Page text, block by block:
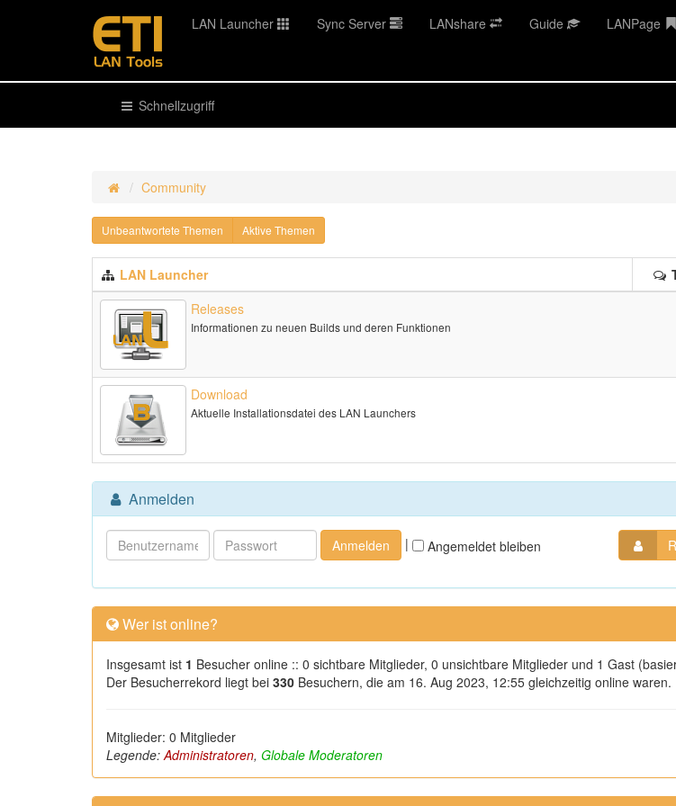
LAN Launcher Sync Server LANshare Guide LANPage
Schnellzugriff
Community
Unbeantwortete Themen Aktive Themen
LAN Launcher
Releases
Informationen zu neuen Builds und deren Funktionen
Download
Aktuelle Installationsdatei des LAN Launchers
Anmelden
| Angemeldet bleiben
Wer ist online?
Insgesamt ist 1 Besucher online :: 0 sichtbare Mitglieder, 0 unsichtbare Mitglieder und 1 Gast
Der Besucherrekord liegt bei 330 Besuchern, die am 16. Aug 2023, 12:55 gleichzeitig online waren.
Mitglieder: 0 Mitglieder
Legende:Administratoren, Globale Moderatoren